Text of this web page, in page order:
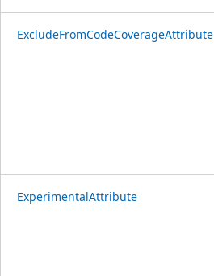
ExcludeFromCodeCoverageAttribute
ExperimentalAttribute